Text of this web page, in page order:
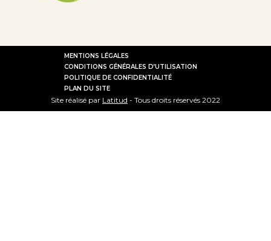
MENTIONS LÉGALES
CONDITIONS GÉNÉRALES D’UTILISATION
POLITIQUE DE CONFIDENTIALITÉ
PLAN DU SITE
Site réalisé par Latitud - Tous droits réservés 2022